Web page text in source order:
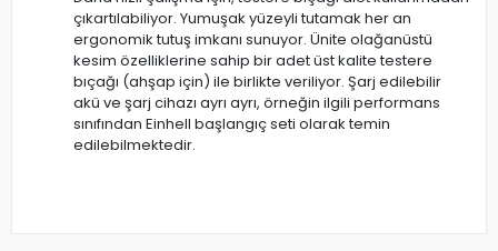
çıkartılabiliyor. Yumuşak yüzeyli tutamak her an
ergonomik tutuş imkanı sunuyor. Ünite olağanüstü
kesim özelliklerine sahip bir adet üst kalite testere
bıçağı (ahşap için) ile birlikte veriliyor. Şarj edilebilir
akü ve şarj cihazı ayrı ayrı, örneğin ilgili performans
sınıfından Einhell başlangıç seti olarak temin
edilebilmektedir.